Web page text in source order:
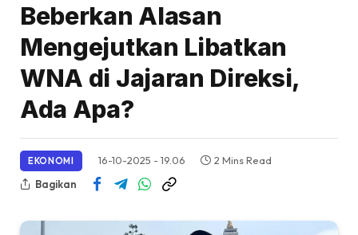
Beberkan Alasan
Mengejutkan Libatkan
WNA di Jajaran Direksi,
Ada Apa?
EKONOMI 16-10-2025 - 19.06
2 Mins Read
Bagikan